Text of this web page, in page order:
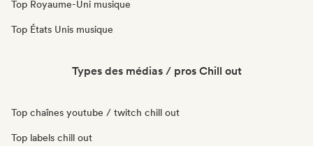
Top Royaume-Uni musique
Top États Unis musique
Types des médias / pros Chill out
Top chaînes youtube / twitch chill out
Top labels chill out